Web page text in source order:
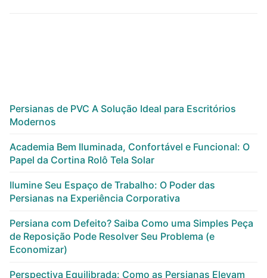
Persianas de PVC A Solução Ideal para Escritórios
Modernos
Academia Bem Iluminada, Confortável e Funcional: O
Papel da Cortina Rolô Tela Solar
Ilumine Seu Espaço de Trabalho: O Poder das
Persianas na Experiência Corporativa
Persiana com Defeito? Saiba Como uma Simples Peça
de Reposição Pode Resolver Seu Problema (e
Economizar)
Perspectiva Equilibrada: Como as Persianas Elevam